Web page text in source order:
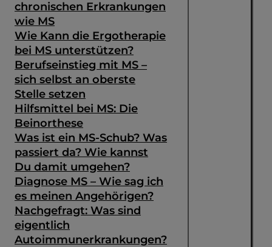
chronischen Erkrankungen
wie MS
Wie Kann die Ergotherapie
bei MS unterstützen?
Berufseinstieg mit MS –
sich selbst an oberste
Stelle setzen
Hilfsmittel bei MS: Die
Beinorthese
Was ist ein MS-Schub? Was
passiert da? Wie kannst
Du damit umgehen?
Diagnose MS – Wie sag ich
es meinen Angehörigen?
Nachgefragt: Was sind
eigentlich
Autoimmunerkrankungen?